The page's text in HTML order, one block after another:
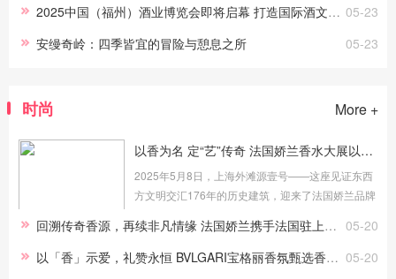
05-23
2025中国（福州）酒业博览会即将启幕 打造国际酒文化盛宴
05-23
安缦奇岭：四季皆宜的冒险与憩息之所
时尚 More +
以香为名 定“艺”传奇 法国娇兰香水大展以跨界艺术典藏嗅觉奢华
2025年5月8日，上海外滩源壹号——这座见证东西
方文明交汇176年的历史建筑，迎来了法国娇兰品牌
大展在此盛大启幕，80余件典藏臻品构筑起横跨两
个世纪的嗅觉圣殿，其...
05-20
回溯传奇香源，再续非凡情缘 法国娇兰携手法国驻上海总领事馆展开“非凡对话”
05-20
以「香」示爱，礼赞永恒 BVLGARI宝格丽香氛甄选香作致礼520